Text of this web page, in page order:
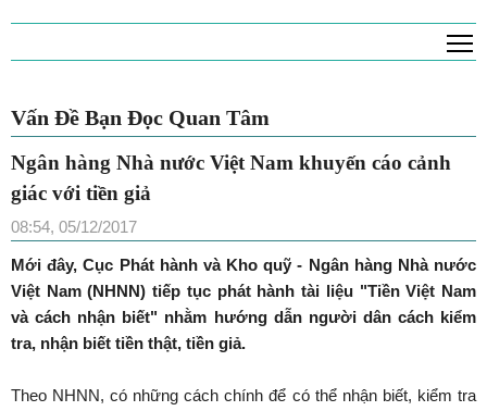
Vấn Đề Bạn Đọc Quan Tâm
Ngân hàng Nhà nước Việt Nam khuyến cáo cảnh
giác với tiền giả
08:54, 05/12/2017
Mới đây, Cục Phát hành và Kho quỹ - Ngân hàng Nhà nước
Việt Nam (NHNN) tiếp tục phát hành tài liệu "Tiền Việt Nam
và cách nhận biết" nhằm hướng dẫn người dân cách kiểm
tra, nhận biết tiền thật, tiền giả.
Theo NHNN, có những cách chính để có thể nhận biết, kiểm tra